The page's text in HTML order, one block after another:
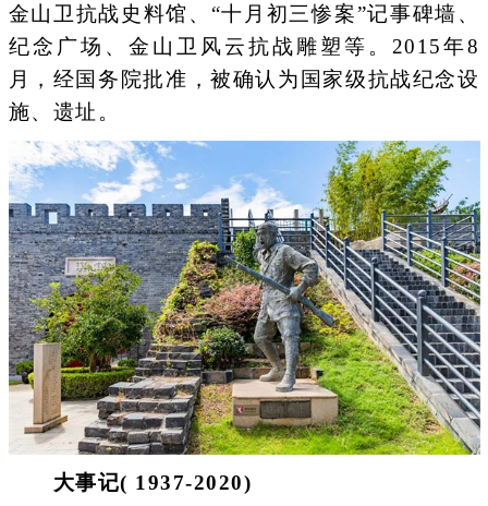
金山卫抗战史料馆、“十月初三惨案”记事碑墙、
纪念广场、金山卫风云抗战雕塑等。2015年8
月，经国务院批准，被确认为国家级抗战纪念设
施、遗址。
大事记( 1937-2020)